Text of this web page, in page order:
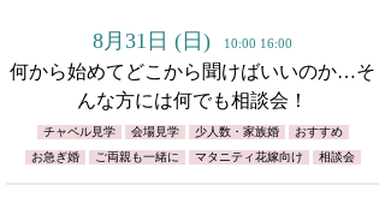
8月31日 (日) 10:00 16:00
何から始めてどこから聞けばいいのか…そ
んな方には何でも相談会！
チャペル見学 会場見学 少人数・家族婚
おすすめ
お急ぎ婚
ご両親も一緒に マタニティ花嫁向け 相談会